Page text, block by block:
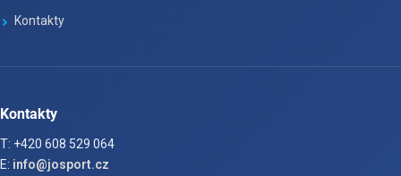
Kontakty
Kontakty
T: +420 608 529 064
E: info@josport.cz